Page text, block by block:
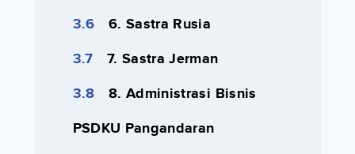
6. Sastra Rusia
7. Sastra Jerman
8. Administrasi Bisnis
PSDKU Pangandaran